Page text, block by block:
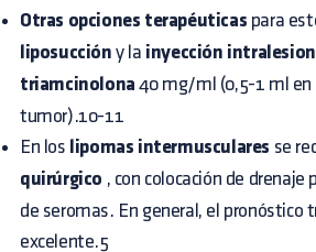
Otras opciones terapéuticas para
liposucción y la inyección
triamcinolona 40 mg/ml (0,5-1 ml en
tumor).10-11
En los lipomas intermusculares se
quirúrgico , con colocación de
de seromas. En general, el pronóstico
excelente.5